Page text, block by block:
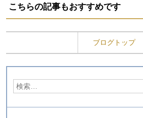
こちらの記事もおすすめです
ブログトップ